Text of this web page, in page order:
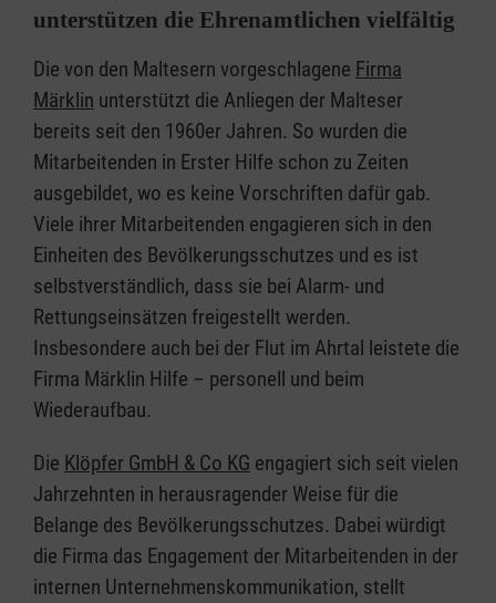
unterstützen die Ehrenamtlichen vielfältig
Die von den Maltesern vorgeschlagene Firma
Märklin unterstützt die Anliegen der Malteser
bereits seit den 1960er Jahren. So wurden die
Mitarbeitenden in Erster Hilfe schon zu Zeiten
ausgebildet, wo es keine Vorschriften dafür gab.
Viele ihrer Mitarbeitenden engagieren sich in den
Einheiten des Bevölkerungsschutzes und es ist
selbstverständlich, dass sie bei Alarm- und
Rettungseinsätzen freigestellt werden.
Insbesondere auch bei der Flut im Ahrtal leistete die
Firma Märklin Hilfe – personell und beim
Wiederaufbau.
Die Klöpfer GmbH & Co KG engagiert sich seit vielen
Jahrzehnten in herausragender Weise für die
Belange des Bevölkerungsschutzes. Dabei würdigt
die Firma das Engagement der Mitarbeitenden in der
internen Unternehmenskommunikation, stellt